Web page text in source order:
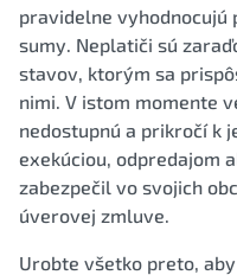
pravidelne vyhodnocujú
sumy. Neplatiči sú
stavov, ktorým sa
nimi. V istom momente
nedostupnú a prikročí k
exekúciou, odpredajom
zabezpečil vo svojich
úverovej zmluve.
Urobte všetko preto,